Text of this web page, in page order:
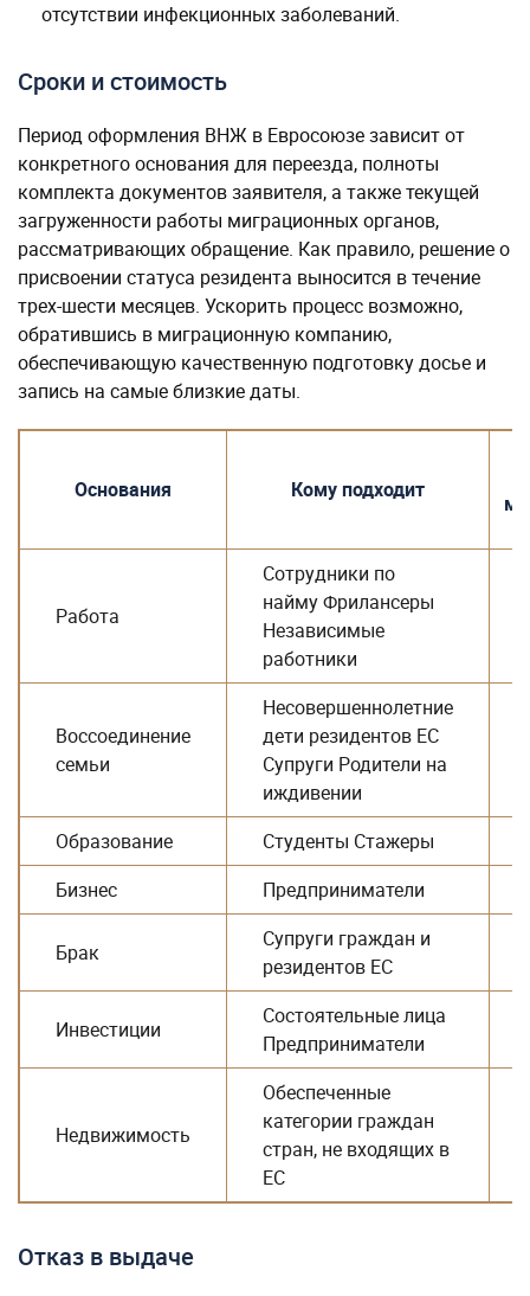
отсутствии инфекционных заболеваний.
Сроки и стоимость
Период оформления ВНЖ в Евросоюзе зависит от
конкретного основания для переезда, полноты
комплекта документов заявителя, а также текущей
загруженности работы миграционных органов,
рассматривающих обращение. Как правило, решение о
присвоении статуса резидента выносится в течение
трех-шести месяцев. Ускорить процесс возможно,
обратившись в миграционную компанию,
обеспечивающую качественную подготовку досье и
запись на самые близкие даты.
Основания Кому подходит
Работа
Сотрудники по
найму Фрилансеры
Независимые
работники
Воссоединение
семьи
Несовершеннолетние
дети резидентов ЕС
Супруги Родители на
иждивении
Образование Студенты Стажеры
Бизнес
Предприниматели
Брак
Супруги граждан и
резидентов ЕС
Инвестиции
Состоятельные лица
Предприниматели
Недвижимость
Обеспеченные
категории граждан
стран, не входящих в
ЕС
Отказ в выдаче